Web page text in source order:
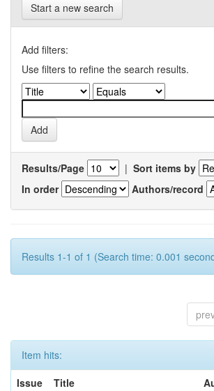
Start a new search
Add filters:
Use filters to refine the search results.
Results/Page | Sort items by
In order
Authors/record
Results 1-1 of 1 (Search time: 0.001
Item hits:
Issue
Title